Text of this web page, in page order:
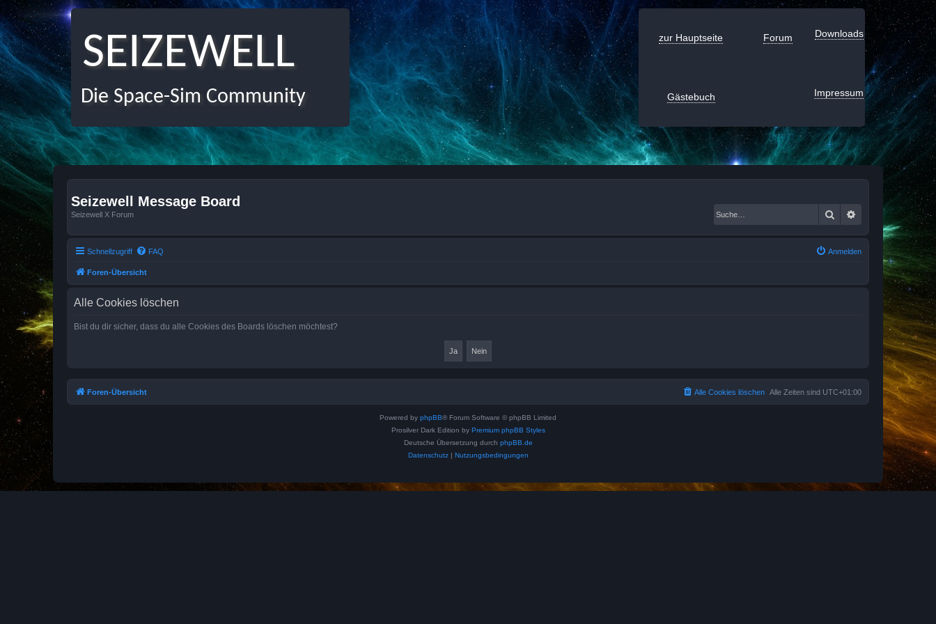
SEIZEWELL
Die Space-Sim Community
zur Hauptseite Forum Downloads
Gästebuch Impressum
Seizewell Message Board
Seizewell X Forum Suche Erweiterte Suche
Schnellzugriff FAQ Anmelden
Foren-Übersicht
Alle Cookies löschen
Bist du dir sicher, dass du alle Cookies des Boards löschen möchtest?
Foren-Übersicht Alle Zeiten sind UTC+01:00
Alle Cookies löschen
Powered by phpBB® Forum Software © phpBB Limited
Prosilver Dark Edition by Premium phpBB Styles
Deutsche Übersetzung durch phpBB.de
Datenschutz| Nutzungsbedingungen